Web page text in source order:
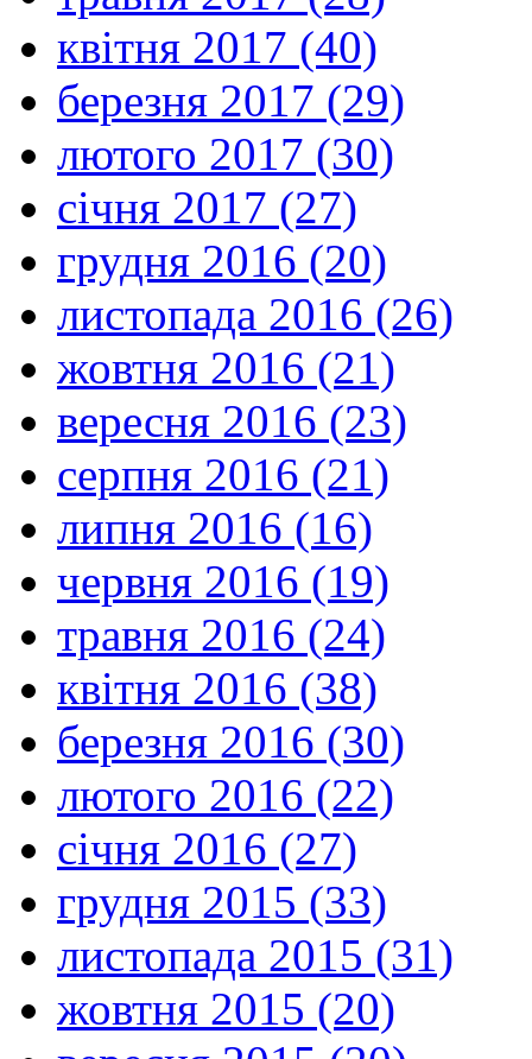
квітня 2017 (40)
березня 2017 (29)
лютого 2017 (30)
січня 2017 (27)
грудня 2016 (20)
листопада 2016 (26)
жовтня 2016 (21)
вересня 2016 (23)
серпня 2016 (21)
липня 2016 (16)
червня 2016 (19)
травня 2016 (24)
квітня 2016 (38)
березня 2016 (30)
лютого 2016 (22)
січня 2016 (27)
грудня 2015 (33)
листопада 2015 (31)
жовтня 2015 (20)